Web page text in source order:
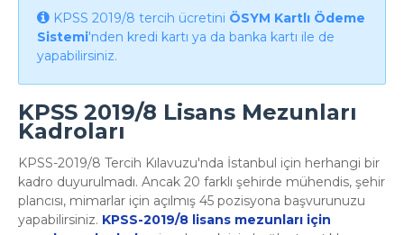
KPSS 2019/8 tercih ücretini ÖSYM Kartlı Ödeme
Sistemi'nden kredi kartı ya da banka kartı ile de
yapabilirsiniz.
KPSS 2019/8 Lisans Mezunları
Kadroları
KPSS-2019/8 Tercih Kılavuzu'nda İstanbul için herhangi bir
kadro duyurulmadı. Ancak 20 farklı şehirde mühendis, şehir
plancısı, mimarlar için açılmış 45 pozisyona başvurunuzu
yapabilirsiniz. KPSS-2019/8 lisans mezunları için